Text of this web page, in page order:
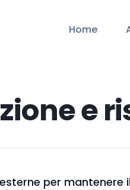
Home
e
per mantenere